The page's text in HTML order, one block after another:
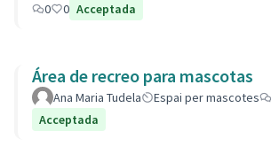
0
0 Acceptada
Área de recreo para mascotas
Ana Maria Tudela Espai per mascotes
Acceptada